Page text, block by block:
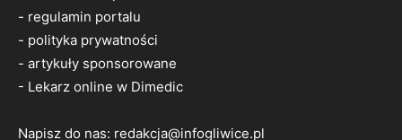
- regulamin portalu
- polityka prywatności
- artykuły sponsorowane
- Lekarz online w Dimedic
Napisz do nas: redakcja@infogliwice.pl